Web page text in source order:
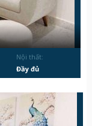
Nội thất:
Đầy đủ